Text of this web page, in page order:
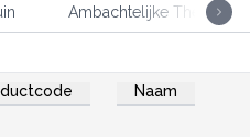
Ambachtelijke Thee
Naam